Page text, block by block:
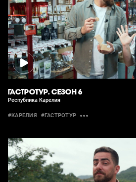
ГАСТРОТУР. СЕЗОН 6
Республика Карелия
#КАРЕЛИЯ #ГАСТРОТУР